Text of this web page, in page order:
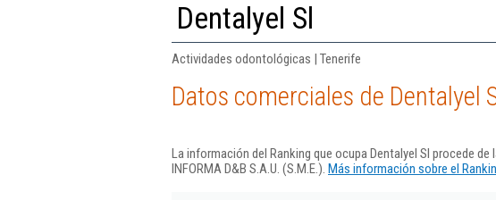
Dentalyel Sl
Actividades odontológicas | Tenerife
Datos comerciales de Dentalyel
La información del Ranking que ocupa Dentalyel Sl procede
INFORMA D&B S.A.U. (S.M.E.). Más información sobre el